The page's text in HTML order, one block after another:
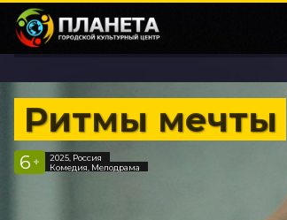
Ритмы мечты
6 +
2025, Россия
Комедия, Мелодрама